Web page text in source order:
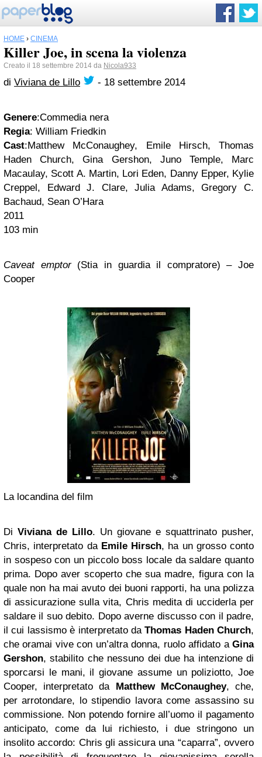
HOME › CINEMA
Killer Joe, in scena la violenza
Creato il 18 settembre 2014 da Nicola933
di Viviana de Lillo - 18 settembre 2014
Genere:Commedia nera
Regia: William Friedkin
Cast:Matthew McConaughey, Emile Hirsch, Thomas
Haden Church, Gina Gershon, Juno Temple, Marc
Macaulay, Scott A. Martin, Lori Eden, Danny Epper, Kylie
Creppel, Edward J. Clare, Julia Adams, Gregory C.
Bachaud, Sean O’Hara
2011
103 min
Caveat emptor(Stia in guardia il compratore) – Joe
Cooper
La locandina del film
Di Viviana de Lillo. Un giovane e squattrinato pusher,
Chris, interpretato da Emile Hirsch, ha un grosso conto
in sospeso con un piccolo boss locale da saldare quanto
prima. Dopo aver scoperto che sua madre, figura con la
quale non ha mai avuto dei buoni rapporti, ha una polizza
di assicurazione sulla vita, Chris medita di ucciderla per
saldare il suo debito. Dopo averne discusso con il padre,
il cui lassismo è interpretato daThomas Haden Church,
che oramai vive con un’altra donna, ruolo affidato a Gina
Gershon, stabilito che nessuno dei due ha intenzione di
sporcarsi le mani, il giovane assume un poliziotto, Joe
Cooper, interpretato da Matthew McConaughey, che,
per arrotondare, lo stipendio lavora come assassino su
commissione. Non potendo fornire all’uomo il pagamento
anticipato, come da lui richiesto, i due stringono un
insolito accordo: Chris gli assicura una “caparra”, ovvero